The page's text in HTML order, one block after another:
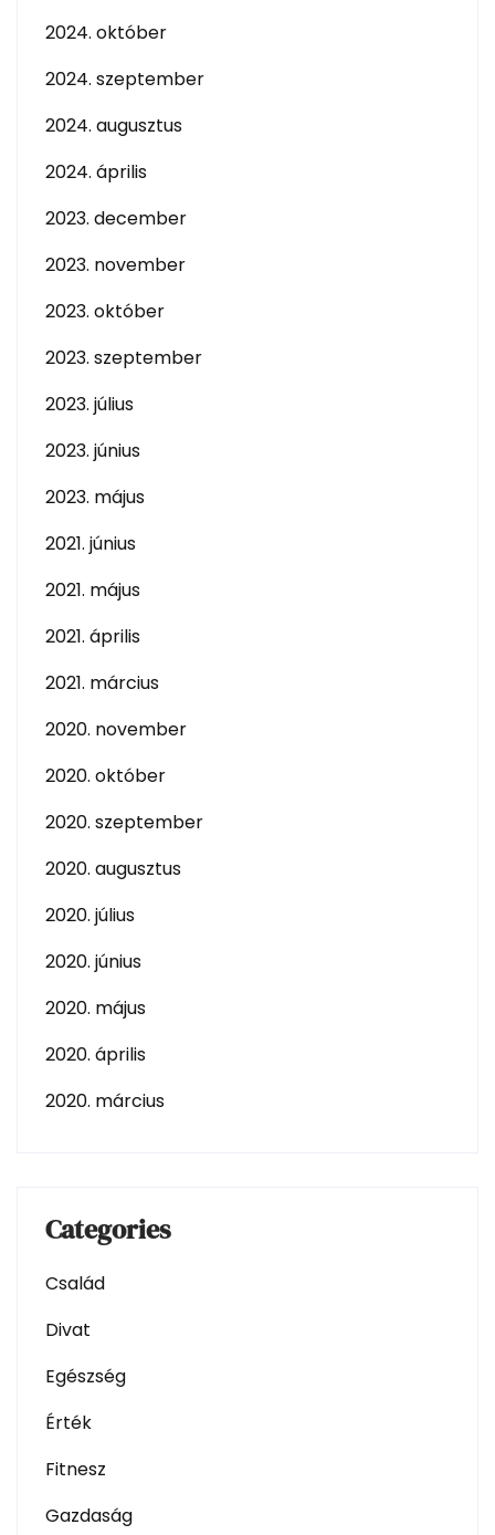
2024. október
2024. szeptember
2024. augusztus
2024. április
2023. december
2023. november
2023. október
2023. szeptember
2023. július
2023. június
2023. május
2021. június
2021. május
2021. április
2021. március
2020. november
2020. október
2020. szeptember
2020. augusztus
2020. július
2020. június
2020. május
2020. április
2020. március
Categories
Család
Divat
Egészség
Érték
Fitnesz
Gazdaság